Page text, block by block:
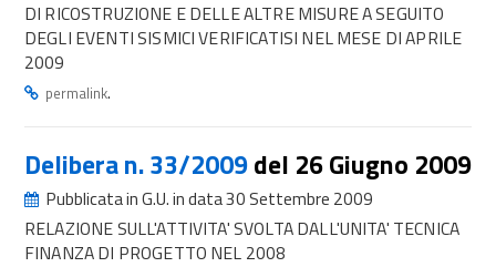
DI RICOSTRUZIONE E DELLE ALTRE MISURE A SEGUITO
DEGLI EVENTI SISMICI VERIFICATISI NEL MESE DI APRILE
2009
permalink.
Delibera n. 33/2009del 26 Giugno 2009
Pubblicata in G.U. in data 30 Settembre 2009
RELAZIONE SULL'ATTIVITA' SVOLTA DALL'UNITA' TECNICA
FINANZA DI PROGETTO NEL 2008